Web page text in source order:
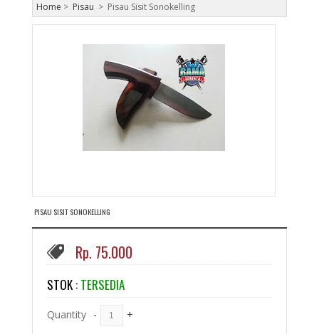
Home > Pisau > Pisau Sisit Sonokelling
PISAU SISIT SONOKELLING
Rp. 75.000
STOK : TERSEDIA
Quantity - +